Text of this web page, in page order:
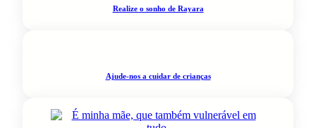
Realize o sonho de Rayara
Ajude-nos a cuidar de crianças